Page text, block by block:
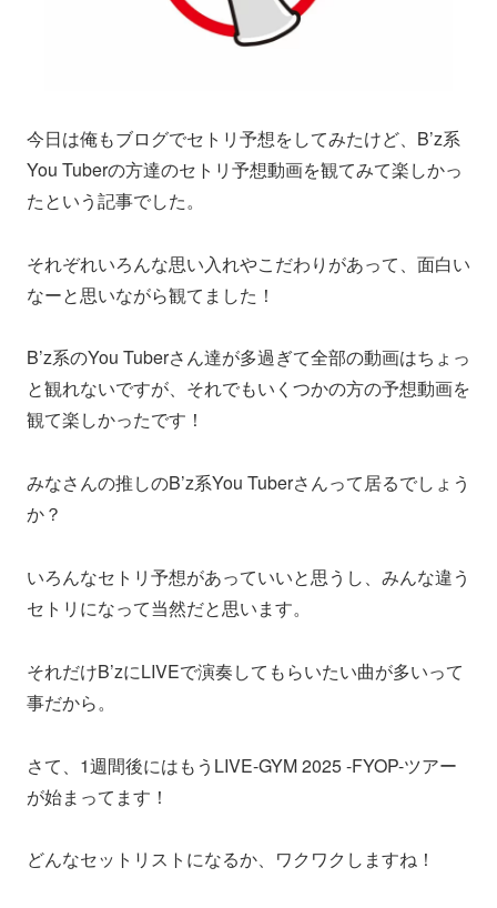
今日は俺もブログでセトリ予想をしてみたけど、B’z系
You Tuberの方達のセトリ予想動画を観てみて楽しかっ
たという記事でした。
それぞれいろんな思い入れやこだわりがあって、面白い
なーと思いながら観てました！
B’z系のYou Tuberさん達が多過ぎて全部の動画はちょっ
と観れないですが、それでもいくつかの方の予想動画を
観て楽しかったです！
みなさんの推しのB’z系You Tuberさんって居るでしょう
か？
いろんなセトリ予想があっていいと思うし、みんな違う
セトリになって当然だと思います。
それだけB’zにLIVEで演奏してもらいたい曲が多いって
事だから。
さて、1週間後にはもうLIVE-GYM 2025 -FYOP-ツアー
が始まってます！
どんなセットリストになるか、ワクワクしますね！